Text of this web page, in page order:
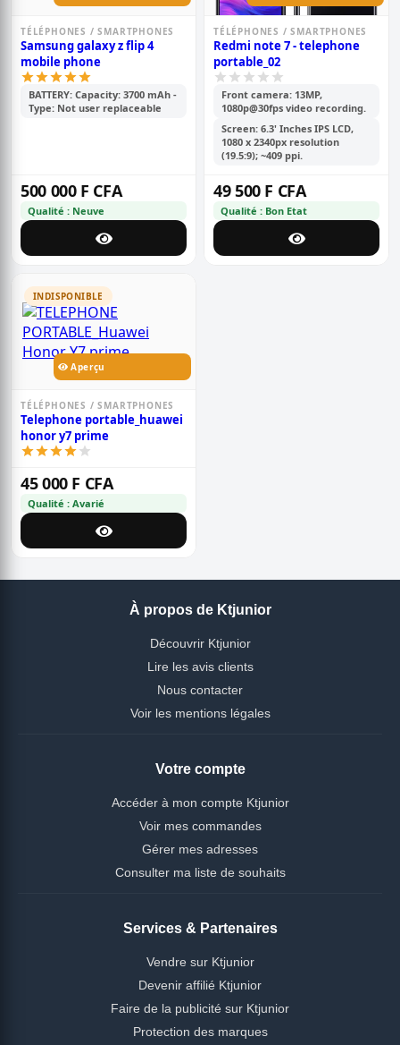
TÉLÉPHONES / SMARTPHONES
Samsung galaxy z flip 4
mobile phone
BATTERY: Capacity: 3700 mAh -
Type: Not user replaceable
500 000 F CFA
Qualité : Neuve
TÉLÉPHONES / SMARTPHONES
Redmi note 7 - telephone
portable_02
Front camera: 13MP,
1080p@30fps video recording.
Screen: 6.3' Inches IPS LCD,
1080 x 2340px resolution
(19.5:9); ~409 ppi.
49 500 F CFA
Qualité : Bon Etat
INDISPONIBLE
Aperçu
TÉLÉPHONES / SMARTPHONES
Telephone portable_huawei
honor y7 prime
45 000 F CFA
Qualité : Avarié
À propos de Ktjunior
Découvrir Ktjunior
Lire les avis clients
Nous contacter
Voir les mentions légales
Votre compte
Accéder à mon compte Ktjunior
Voir mes commandes
Gérer mes adresses
Consulter ma liste de souhaits
Services & Partenaires
Vendre sur Ktjunior
Devenir affilié Ktjunior
Faire de la publicité sur Ktjunior
Protection des marques